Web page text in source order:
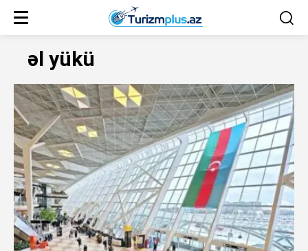
əl yükü